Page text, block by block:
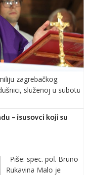
zagrebačkog
služenoj u subotu
– isusovci koji su
Piše: spec. pol. Bruno
Rukavina Malo je